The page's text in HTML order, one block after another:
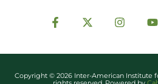
Copyright © 2026 Inter-American Institute